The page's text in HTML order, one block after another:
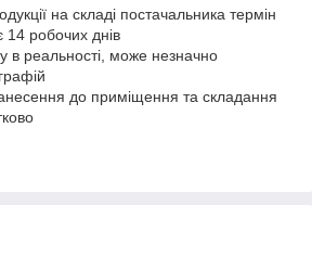
на складі постачальника термін
14 робочих днів
в реальності, може незначно
до приміщення та складання